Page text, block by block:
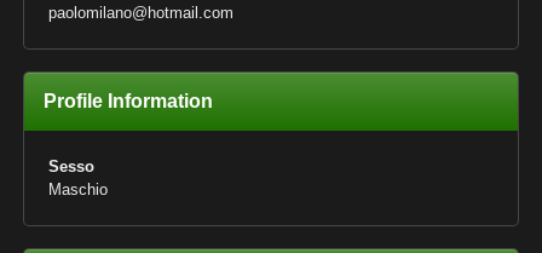
paolomilano@hotmail.com
Profile Information
Sesso
Maschio